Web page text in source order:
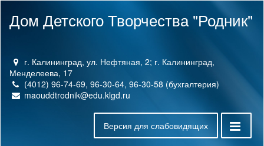
Дом Детского Творчества "Родник"
г. Калининград, ул. Нефтяная, 2; г. Калининград,
Менделеева, 17
(4012) 96-74-69, 96-30-64, 96-30-58 (бухгалтерия)
maouddtrodnik@edu.klgd.ru
Версия для слабовидящих